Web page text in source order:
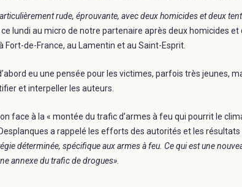
rude, éprouvante, avec deux homicides et deux
lundi au micro de notre partenaire après deux homicides
Fort-de-France, au Lamentin et au Saint-Esprit.
eu une pensée pour les victimes, parfois très jeunes,
et interpeller les auteurs.
face à la « montée du trafic d’armes à feu qui pourrit le
a rappelé les efforts des autorités et les résultats
déterminée, spécifique aux armes à feu. Ce qui est une
annexe du trafic de drogues».